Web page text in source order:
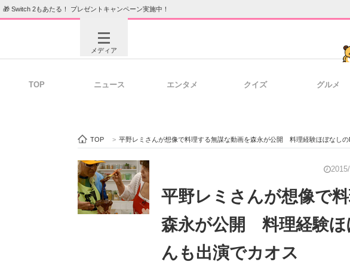
🎁 Switch 2もあたる！ プレゼントキャンペーン実施中！
メディア
ビジネスと働き方のヒント
ITエンジニア向け専門サイト 企業向けIT製品の総合サイト
TOP ニュース エンタメ クイズ グルメ
TOP > 平野レミさんが想像で料理する無謀な動画を森永が公開 料理経験ほぼなし
平野レミさんが想像で
森永が公開 料理経験ほ
んも出演でカオス